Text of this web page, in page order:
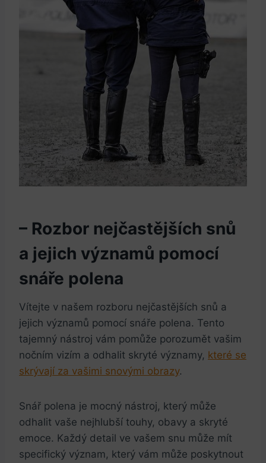
– Rozbor nejčastějších snů
a jejich významů pomocí
snáře polena
Vítejte v našem rozboru nejčastějších snů a
jejich významů pomocí snáře polena. Tento
tajemný nástroj vám pomůže porozumět vašim
nočním vizím a odhalit skryté významy, které se
skrývají za vašimi snovými obrazy.
Snář polena je mocný nástroj, který může
odhalit vaše nejhlubší touhy, obavy a skryté
emoce. Každý detail ve vašem snu může mít
specifický význam, který vám může poskytnout